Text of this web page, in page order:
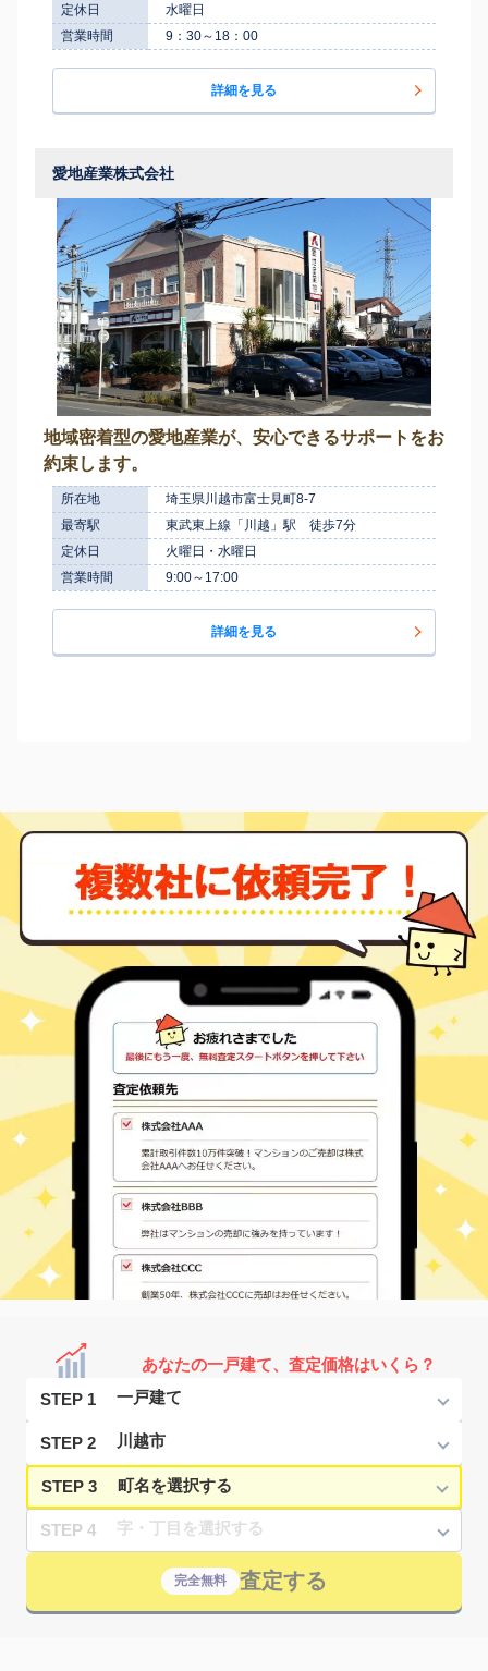
定休日
水曜日
営業時間
9：30～18：00
詳細を見る
愛地産業株式会社
地域密着型の愛地産業が、安心できるサポートをお
約束します。
所在地
埼玉県川越市富士見町8-7
最寄駅
東武東上線「川越」駅 徒歩7分
定休日
火曜日・水曜日
営業時間
9:00～17:00
詳細を見る
あなたの一戸建て、査定価格はいくら？
STEP 1
STEP 2
STEP 3
STEP 4
完全無料 査定する